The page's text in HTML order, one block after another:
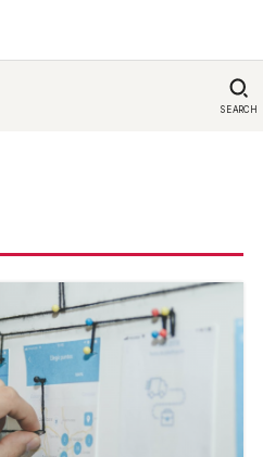
SEARCH